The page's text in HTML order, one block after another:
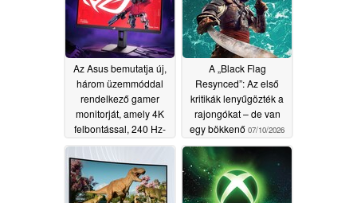
Az Asus bemutatja új,
három üzemmóddal
rendelkező gamer
monitorját, amely 4K
felbontással, 240 Hz-
es és akár 488 Hz-es
képfrissítési
frekvenciával
rendelkezik07/10/2026
A „Black Flag
Resynced”: Az első
kritikák lenyűgözték a
rajongókat – de van
egy bökkenő 07/10/2026